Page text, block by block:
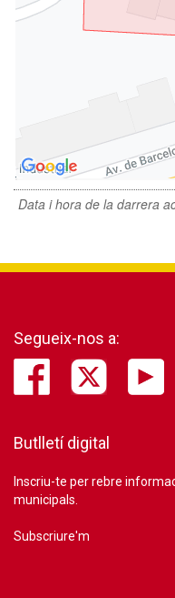
Data i hora de la darrera
Segueix-nos a:
Butlletí digital
Inscriu-te per rebre
municipals.
Subscriure'm